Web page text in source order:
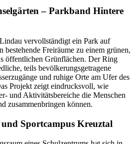
– Parkband Hintere
vervollständigt ein Park auf
bestehende Freiräume zu einem grünen,
öffentlichen Grünflächen. Der Ring
teils bevölkerungsgetragene
und ruhige Orte am Ufer des
Projekt zeigt eindrucksvoll, wie
und Aktivitätsbereiche die Menschen
zusammenbringen können.
Sportcampus Kreuztal